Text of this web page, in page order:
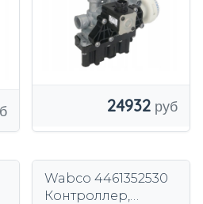
24932
Wabco 4461352530
Контроллер,